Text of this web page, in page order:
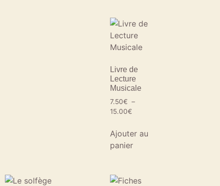
Livre de
Lecture
Musicale
7.50€ –
15.00€
Ajouter au
panier